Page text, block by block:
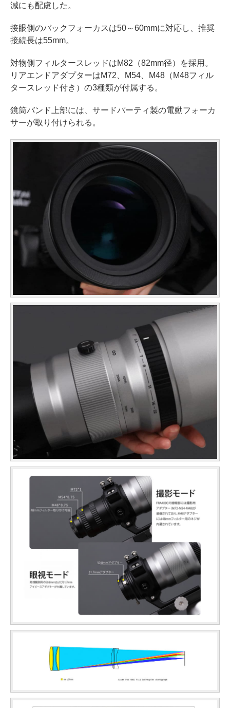
減にも配慮した。
接眼側のバックフォーカスは50～60mmに対応し、推奨
接続長は55mm。
対物側フィルタースレッドはM82（82mm径）を採用。
リアエンドアダプターはM72、M54、M48（M48フィル
タースレッド付き）の3種類が付属する。
鏡筒バンド上部には、サードパーティ製の電動フォーカ
サーが取り付けられる。